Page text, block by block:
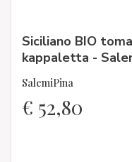
Siciliano BIO
kappaletta -
SalemiPina
€ 52,80